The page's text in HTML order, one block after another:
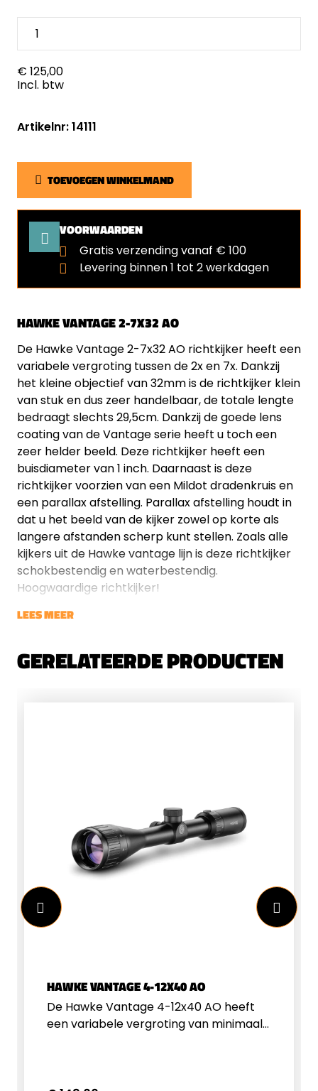
HAWKE VANTAGE 2-7X32 AO
De Hawke Vantage 2-7x32 AO richtkijker heeft een
variabele vergroting tussen de 2x en 7x. Dankzij
het kleine objectief van 32mm is de richtkijker klein
van stuk en dus zeer handelbaar, de totale lengte
bedraagt slechts 29,5cm. Dankzij de goede lens
coating van de Vantage serie heeft u toch een
zeer helder beeld. Deze richtkijker heeft een
buisdiameter van 1 inch. Daarnaast is deze
richtkijker voorzien van een Mildot dradenkruis en
een parallax afstelling. Parallax afstelling houdt in
dat u het beeld van de kijker zowel op korte als
langere afstanden scherp kunt stellen. Zoals alle
kijkers uit de Hawke vantage lijn is deze richtkijker
schokbestendig en waterbestendig.
Hoogwaardige richtkijker!
LEES MEER
€ 125,00
Incl. btw
Artikelnr: 14111
TOEVOEGEN WINKELMAND
VOORWAARDEN
Gratis verzending vanaf € 100
Levering binnen 1 tot 2 werkdagen
GERELATEERDE PRODUCTEN
HAWKE VANTAGE 4-12X40 AO
De Hawke Vantage 4-12x40 AO heeft
een variabele vergroting van minimaal